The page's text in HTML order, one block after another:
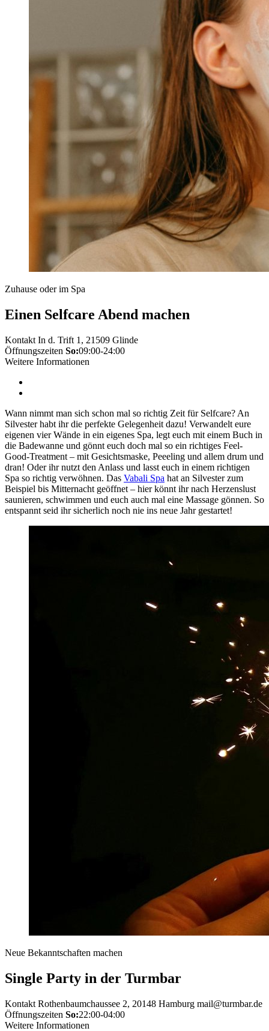
Zuhause oder im Spa
Einen Selfcare Abend machen
Kontakt In d. Trift 1, 21509 Glinde
Öffnungszeiten So:09:00-24:00
Weitere Informationen
Wann nimmt man sich schon mal so richtig Zeit für Selfcare? An
Silvester habt ihr die perfekte Gelegenheit dazu! Verwandelt eure
eigenen vier Wände in ein eigenes Spa, legt euch mit einem Buch in
die Badewanne und gönnt euch doch mal so ein richtiges Feel-
Good-Treatment – mit Gesichtsmaske, Peeeling und allem drum und
dran! Oder ihr nutzt den Anlass und lasst euch in einem richtigen
Spa so richtig verwöhnen. Das Vabali Spa hat an Silvester zum
Beispiel bis Mitternacht geöffnet – hier könnt ihr nach Herzenslust
saunieren, schwimmen und euch auch mal eine Massage gönnen. So
entspannt seid ihr sicherlich noch nie ins neue Jahr gestartet!
Neue Bekanntschaften machen
Single Party in der Turmbar
Kontakt Rothenbaumchaussee 2, 20148 Hamburg mail@turmbar.de
Öffnungszeiten So:22:00-04:00
Weitere Informationen